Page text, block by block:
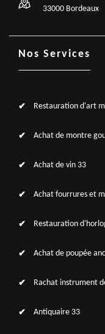
33000 Bordeaux
Nos Services
Restauration d'art
Achat de montre
Achat de vin 33
Achat fourrures et
Restauration
Achat de poupée
Rachat instrument
Antiquaire 33